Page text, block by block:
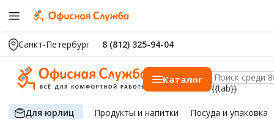
Санкт-Петербург 8 (812) 325-94-04
Каталог
{{tab}}
Для юрлиц Продуктыи напитки Посуда и упаковка